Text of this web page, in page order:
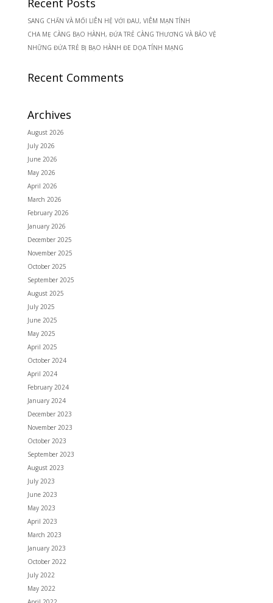
SANG CHẤN VÀ MỐI LIÊN HỆ VỚI ĐAU, VIÊM MẠN TÍNH
CHA MẸ CÀNG BẠO HÀNH, ĐỨA TRẺ CÀNG THƯƠNG VÀ BẢO VỆ
NHỮNG ĐỨA TRẺ BỊ BẠO HÀNH ĐE DỌA TÍNH MẠNG
Recent Comments
Archives
August 2026
July 2026
June 2026
May 2026
April 2026
March 2026
February 2026
January 2026
December 2025
November 2025
October 2025
September 2025
August 2025
July 2025
June 2025
May 2025
April 2025
October 2024
April 2024
February 2024
January 2024
December 2023
November 2023
October 2023
September 2023
August 2023
July 2023
June 2023
May 2023
April 2023
March 2023
January 2023
October 2022
July 2022
May 2022